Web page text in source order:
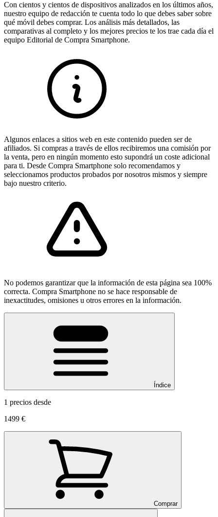
Con cientos y cientos de dispositivos analizados en los últimos años,
nuestro equipo de redacción te cuenta todo lo que debes saber sobre
qué móvil debes comprar. Los análisis más detallados, las
comparativas al completo y los mejores precios te los trae cada día el
equipo Editorial de Compra Smartphone.
Algunos enlaces a sitios web en este contenido pueden ser de
afiliados. Si compras a través de ellos recibiremos una comisión por
la venta, pero en ningún momento esto supondrá un coste adicional
para ti. Desde Compra Smartphone solo recomendamos y
seleccionamos productos probados por nosotros mismos y siempre
bajo nuestro criterio.
No podemos garantizar que la información de esta página sea 100%
correcta. Compra Smartphone no se hace responsable de
inexactitudes, omisiones u otros errores en la información.
Índice
1 precios desde
1499 €
Comprar